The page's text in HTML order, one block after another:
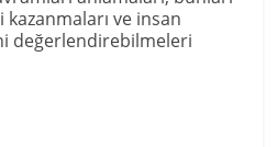
ve insan
değerlendirebilmeleri